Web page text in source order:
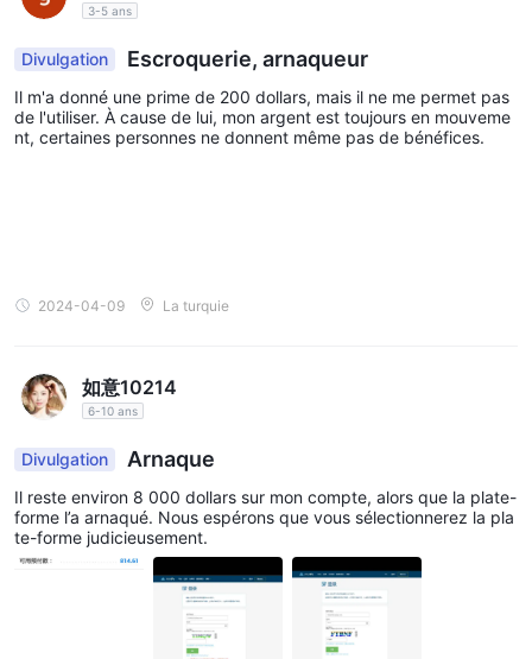
3-5 ans
Divulgation Escroquerie, arnaqueur
Il m'a donné une prime de 200 dollars, mais il ne me permet pas
de l'utiliser. À cause de lui, mon argent est toujours en mouveme
nt, certaines personnes ne donnent même pas de bénéfices.
2024-04-09 La turquie
如意10214
6-10 ans
Divulgation Arnaque
Il reste environ 8 000 dollars sur mon compte, alors que la plate-
forme l’a arnaqué. Nous espérons que vous sélectionnerez la pla
te-forme judicieusement.